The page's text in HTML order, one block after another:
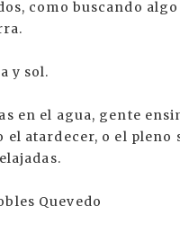
como buscando
y sol.
en el agua, gente
el atardecer, o el pleno
Quevedo